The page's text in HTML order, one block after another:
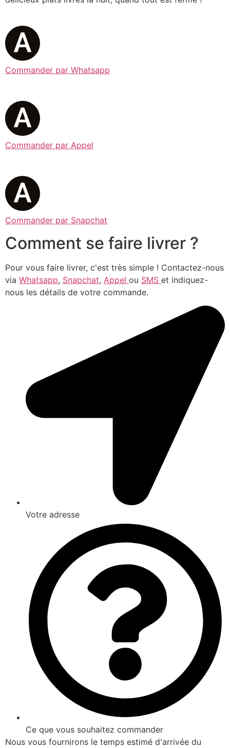
Commander par Whatsapp
Commander par Appel
Commander par Snapchat
Comment se faire livrer ?
Pour vous faire livrer, c'est très simple ! Contactez-nous
via Whatsapp, Snapchat, Appel ou SMS et indiquez-
nous les détails de votre commande.
Votre adresse
Ce que vous souhaitez commander
Nous vous fournirons le temps estimé d'arrivée du